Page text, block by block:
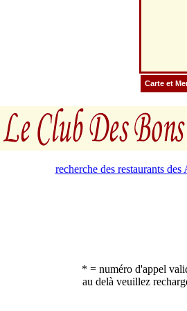
Carte et
recherche des restaurants
* = numéro d'appel
au delà veuillez